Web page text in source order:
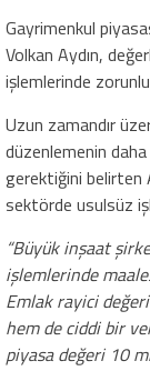
Gayrimenkul
Volkan Aydın,
işlemlerinde
Uzun zamandır
düzenlemenin
gerektiğini belirten
sektörde usulsüz
“Büyük inşaat
işlemlerinde
Emlak rayici
hem de ciddi bir
piyasa değeri 10